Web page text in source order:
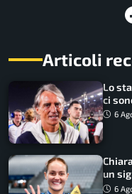
Articoli
Lo
ci
6
un
6